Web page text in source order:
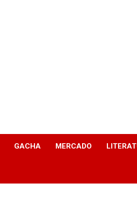
GACHA MERCADO